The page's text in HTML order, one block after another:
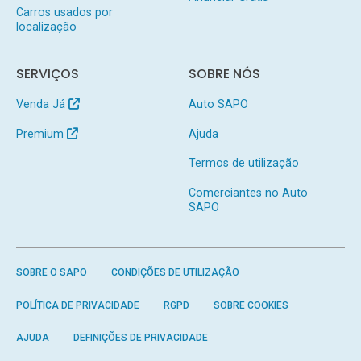
Carros usados por
localização
SERVIÇOS
Venda Já
Premium
SOBRE NÓS
Auto SAPO
Ajuda
Termos de utilização
Comerciantes no Auto
SAPO
SOBRE O SAPO CONDIÇÕES DE UTILIZAÇÃO
POLÍTICA DE PRIVACIDADE RGPD SOBRE COOKIES
AJUDA DEFINIÇÕES DE PRIVACIDADE